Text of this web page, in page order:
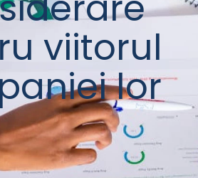
viitorul
lor